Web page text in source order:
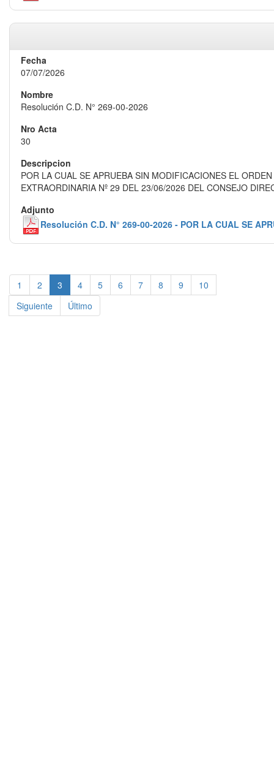
07/07/2026
Resolución C.D. N° 269-00-2026
30
POR LA CUAL SE APRUEBA SIN MODIFICACIONES EL
EXTRAORDINARIA Nº 29 DEL 23/06/2026 DEL CONSEJO
Resolución C.D. N° 269-00-2026 - POR LA CUAL SE
1 2 3 4 5 6 7 8 9
10
Siguiente
Último